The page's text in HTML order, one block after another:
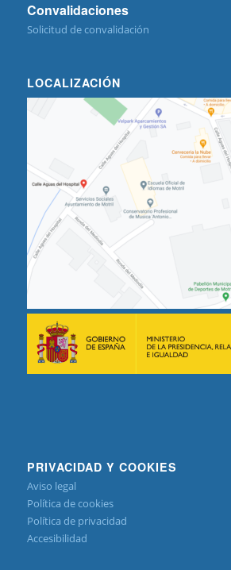
Convalidaciones
Solicitud de convalidación
LOCALIZACIÓN
PRIVACIDAD Y COOKIES
Aviso legal
Política de cookies
Política de privacidad
Accesibilidad